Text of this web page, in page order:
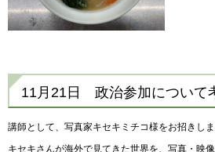
11月21日 政治参加につい
講師として、写真家キセキミチコ様をお招きしま
キセキさんが海外で見てきた世界を、写真・映